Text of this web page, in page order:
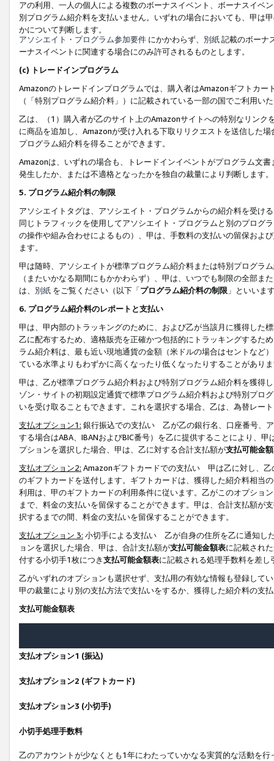
アの利用、一人の個人による複数のボーナスイベント、ボーナスイベ
別プログラム紹介料を支払いません。いずれの場合においても、甲は
かについて判断します。
アソシエイト・プログラム参加要件 にかかわらず、 別紙記載のボーナ
ーナスイベントに関連する場合にのみ許可されるものとします。
(c) トレードインプログラム
Amazonのトレードインプログラムでは、購入者はAmazonギフトカ
（「特別プログラム紹介料」）に記載されている一部の国でご利用い
乙は、（1）購入者が乙のサイト上のAmazonサイトへの特別なリン
に商品を追加し、Amazonが受け入れる下取りリクエストを送信した
プログラム紹介料を得ることができます。
Amazonは、いずれの場合も、トレードインイベントがプログラム文
発生したか、または不適格となったかを独自の裁量により判断します。
5. プログラム紹介料の制限
アソシエイトタグは、アソシエイト・プログラムからの紹介料を受け
同じトラフィックを使用してアソシエイト・プログラムと別のプログ
の操作や組み合わせによるもの）、甲は、手数料の支払いの留保およ
ます。
甲は随時、アソシエイトが標準プログラム紹介料または特別プログラ
（またいかなる期間にもかかわらず）、甲は、いつでも制限の全部
は、 別紙 をご覧ください（以下「プログラム紹介料の制限 」といいま
6. プログラム紹介料のレポートと支払い
甲は、甲内部のトラッキングのために、および乙が当該月に獲得した
乙に配布するため、適格販売を正確かつ包括的にトラッキングするた
ラム紹介料は、最も近い現地通貨の金額（米ドルの場合はセントなど
ている水準よりもわずかに高くなったり低くなったりすることがあり
甲は、乙が標準プログラム紹介料および特別プログラム紹介料を獲得
ゾン・サイトの初期設定通貨で標準プログラム紹介料および特別プロ
いを受け取ることもできます。これを選択する場合、乙は、為替レー
支払オプション1: 銀行振込での支払い 乙が乙の銀行名、口座番号、
する場合はABA、IBANおよびBIC番号）を乙に提供することにより、
プションを選択した場合、甲は、乙に対する合計支払額が支払可能金
支払オプション2: Amazonギフトカードでの支払い 甲は乙に対し、乙
のギフトカードを送付します。ギフトカードは、獲得した紹介料相当
利用は、甲のギフトカードの利用条件に従います。乙がこのオプショ
まで、料金の支払いを留保することができます。甲は、合計支払額が
択するまでの間、料金の支払いを留保することができます。
支払オプション 3: 小切手による支払い 乙が自身の住所を乙に通知し
ョンを選択した場合、甲は、合計支払額が支払可能金額表に記載され
付する小切手1枚につき支払可能金額表に記載される処理手数料を差し
乙がいずれのオプションも選択せず、支払用の有効な情報も登録して
甲の裁量により別の支払方法で支払いをするか、獲得した紹介料の支
支払可能金額表
支払オプション1 (振込)
支払オプション2 (ギフトカード)
支払オプション3 (小切手)
小切手処理手数料
乙のアカウントが少なくとも1年にわたっていかなる実質的な活動を